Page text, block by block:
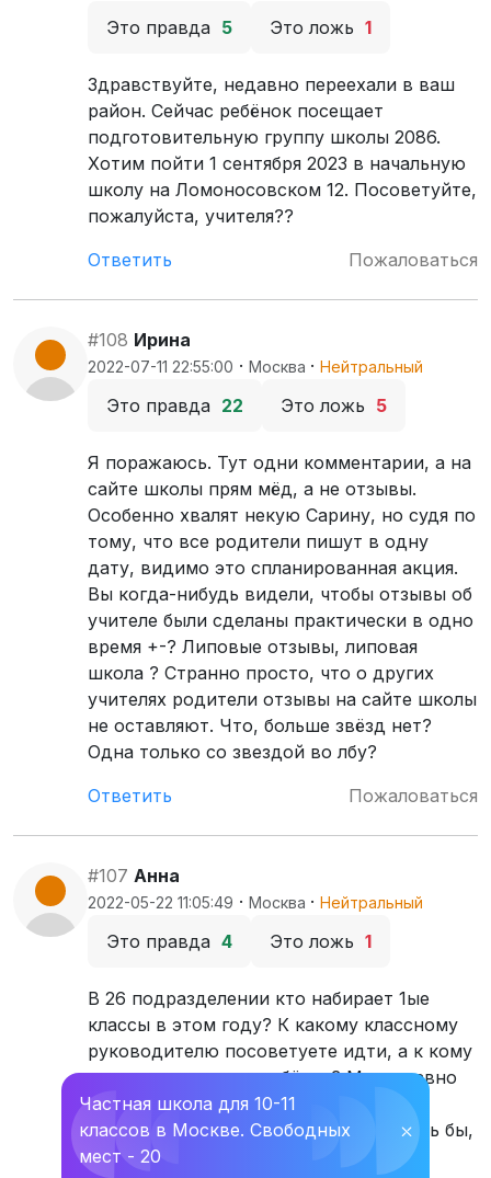
Это правда 5 Это ложь 1
Здравствуйте, недавно переехали в ваш
район. Сейчас ребёнок посещает
подготовительную группу школы 2086.
Хотим пойти 1 сентября 2023 в начальную
школу на Ломоносовском 12. Посоветуйте,
пожалуйста, учителя??
Ответить
Пожаловаться
#108 Ирина
2022-07-11 22:55:00 · Москва · Нейтральный
Это правда 22 Это ложь 5
Я поражаюсь. Тут одни комментарии, а на
сайте школы прям мёд, а не отзывы.
Особенно хвалят некую Сарину, но судя по
тому, что все родители пишут в одну
дату, видимо это спланированная акция.
Вы когда-нибудь видели, чтобы отзывы об
учителе были сделаны практически в одно
время +-? Липовые отзывы, липовая
школа ? Странно просто, что о других
учителях родители отзывы на сайте школы
не оставляют. Что, больше звёзд нет?
Одна только со звездой во лбу?
Ответить
Пожаловаться
#107 Анна
2022-05-22 11:05:49 · Москва · Нейтральный
Это правда 4 Это ложь 1
В 26 подразделении кто набирает 1ые
классы в этом году? К какому классному
руководителю посоветуете идти, а к кому
не стоит отдавать ребёнка? Мы недавно
переехали из другого района, живём
теперь рядом с этой школой. Хотелось бы,
чтобы классный руководитель был
Частная школа для 10-11
классов в Москве. Свободных
мест - 20
⛌